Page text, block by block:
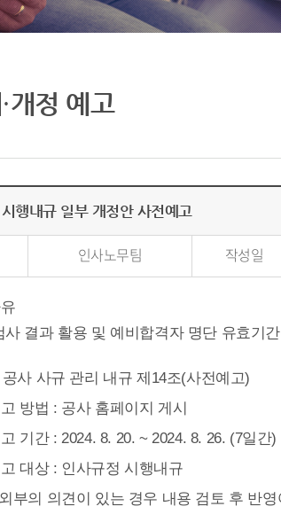
개정 예고
행내규 일부 개정안 사전예고
인사노무팀 작성일
결과 활용 및 예비합격자 명단 유효기
공사 사규 관리 내규 제 14조(사전예고)
방법 : 공사 홈페이지 게시
기간 : 2024. 8. 20. ~ 2024. 8. 26. (7일간)
대상 : 인사규정 시행내규
외부의 의견이 있는 경우 내용 검토 후 반영